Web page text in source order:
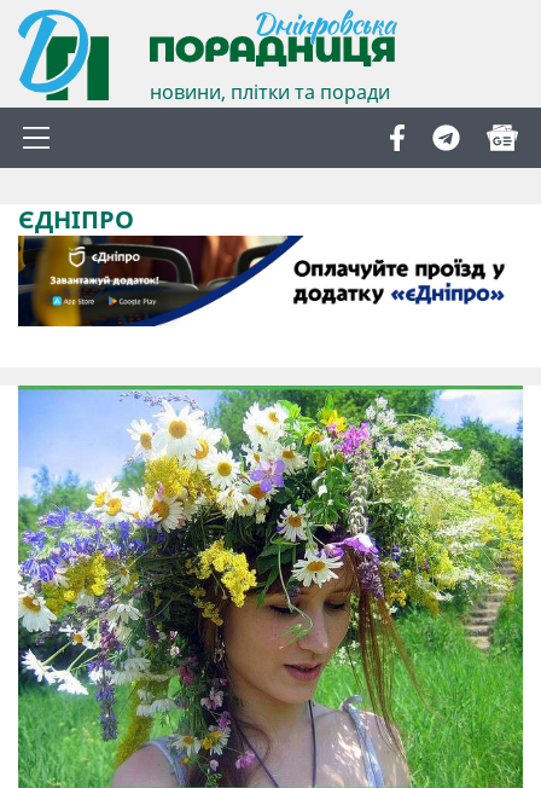
новини, плітки та поради
ЄДНІПРО